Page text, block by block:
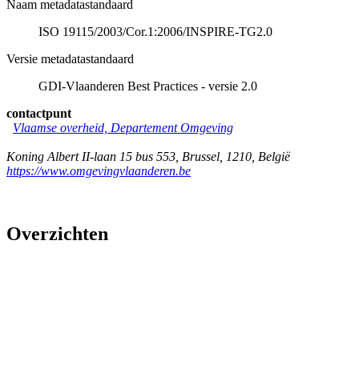
Naam metadatastandaard
ISO 19115/2003/Cor.1:2006/INSPIRE-TG2.0
Versie metadatastandaard
GDI-Vlaanderen Best Practices - versie 2.0
contactpunt
Vlaamse overheid, Departement Omgeving
Koning Albert II-laan 15 bus 553 Brussel 1210 België
https://www.omgevingvlaanderen.be
Overzichten